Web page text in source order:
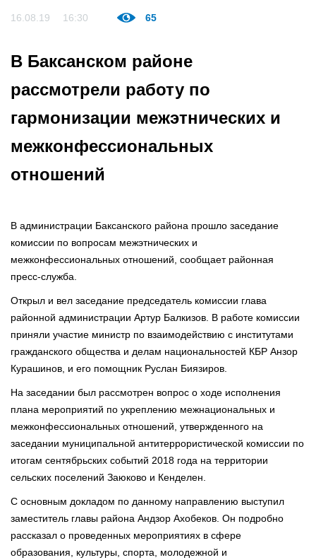
16.08.19 16:30 65
В Баксанском районе
рассмотрели работу по
гармонизации межэтнических и
межконфессиональных
отношений
В администрации Баксанского района прошло заседание
комиссии по вопросам межэтнических и
межконфессиональных отношений, сообщает районная
пресс-служба.
Открыл и вел заседание председатель комиссии глава
районной администрации Артур Балкизов. В работе комиссии
приняли участие министр по взаимодействию с институтами
гражданского общества и делам национальностей КБР Анзор
Курашинов, и его помощник Руслан Биязиров.
На заседании был рассмотрен вопрос о ходе исполнения
плана мероприятий по укреплению межнациональных и
межконфессиональных отношений, утвержденного на
заседании муниципальной антитеррористической комиссии по
итогам сентябрьских событий 2018 года на территории
сельских поселений Заюково и Кенделен.
С основным докладом по данному направлению выступил
заместитель главы района Андзор Ахобеков. Он подробно
рассказал о проведенных мероприятиях в сфере
образования, культуры, спорта, молодежной и